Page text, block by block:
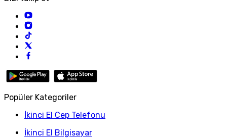
Popüler Kategoriler
İkinci El Cep Telefonu
İkinci El Bilgisayar